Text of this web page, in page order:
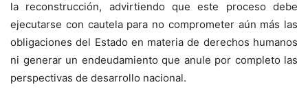
la reconstrucción, advirtiendo que este proceso debe
ejecutarse con cautela para no comprometer aún más las
obligaciones del Estado en materia de derechos humanos
ni generar un endeudamiento que anule por completo las
perspectivas de desarrollo nacional.